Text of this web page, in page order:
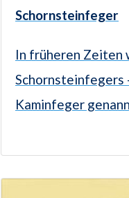
Schornsteinfeger
In früheren Zeiten
Schornsteinfegers
Kaminfeger